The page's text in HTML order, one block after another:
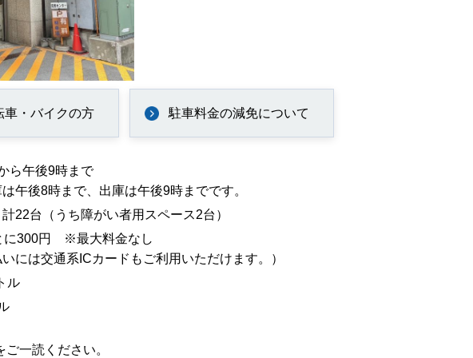
車・バイクの方 駐車料金の減免について
ら午後9時まで
は午後8時まで、出庫は午後9時までです。
22台（うち障がい者用スペース2台）
に300円 ※最大料金なし
いには交通系ICカードもご利用いただけます。）
ル
ご一読ください。